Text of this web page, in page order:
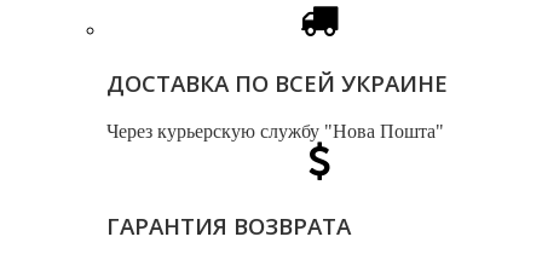
ДОСТАВКА ПО ВСЕЙ УКРАИНЕ
Через курьерскую службу "Нова Пошта"
ГАРАНТИЯ ВОЗВРАТА